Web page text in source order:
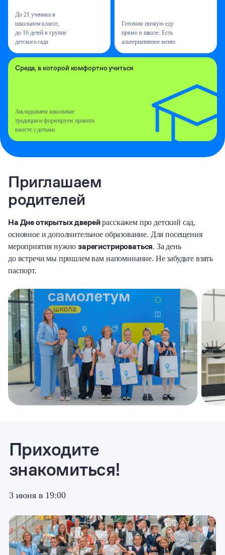
До 21 ученика в
школьном классе,
до 16 детей в группе
детского сада
Готовим свежую еду
прямов школе. Есть
альтернативное меню
Среда, в которой комфортно учиться
Закладываем школьные
традициии формируем правила
вместе с детьми
Приглашаем
родителей
На Дне открытых дверейрасскажем про детский сад,
основное и дополнительное образование. Для посещения
мероприятия нужнозарегистрироваться. За день
до встречи мы пришлем вам напоминание. Не забудьте взять
паспорт.
Приходите
знакомиться!
3 июня в 19:00
Зарегистрироваться
Аккредитация